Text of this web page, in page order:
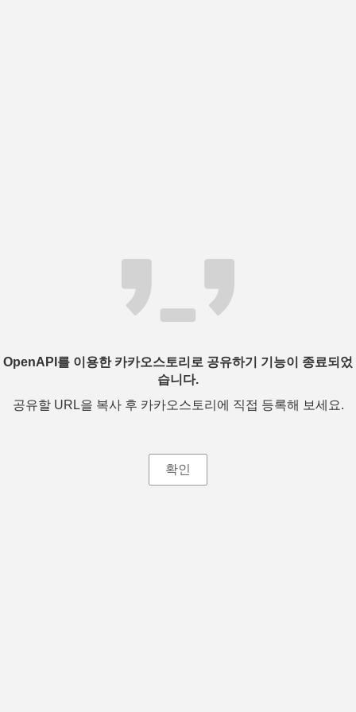
OpenAPI를 이용한 카카오스토리로 공유하기 기능이 종료되었
습니다.
공유할 URL을 복사 후 카카오스토리에 직접 등록해 보세요.
확인